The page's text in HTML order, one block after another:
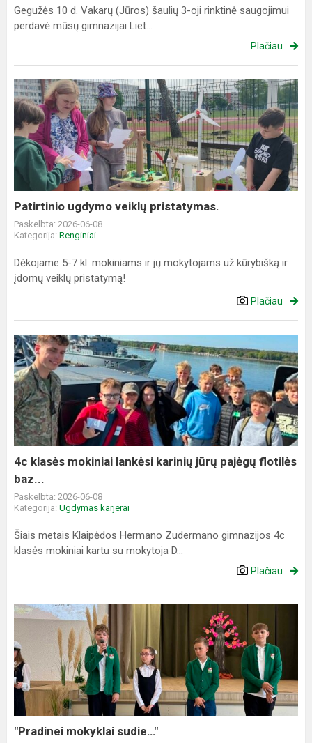
Gegužės 10 d. Vakarų (Jūros) šaulių 3-oji rinktinė saugojimui
perdavė mūsų gimnazijai Liet...
Plačiau
Patirtinio
ugdymo
veiklų
pristatymas.
Patirtinio ugdymo veiklų pristatymas.
Paskelbta: 2026-06-08
Kategorija: Renginiai
Dėkojame 5-7 kl. mokiniams ir jų mokytojams už kūrybišką ir
įdomų veiklų pristatymą!
Plačiau
4c
klasės
mokiniai
lankėsi
karinių
jūrų
pajėgų
flotilės
baz...
4c klasės mokiniai lankėsi karinių jūrų pajėgų flotilės
baz...
Paskelbta: 2026-06-08
Kategorija: Ugdymas karjerai
Šiais metais Klaipėdos Hermano Zudermano gimnazijos 4c
klasės mokiniai kartu su mokytoja D...
Plačiau
"Pradinei
sudie…"
"Pradinei mokyklai sudie…"